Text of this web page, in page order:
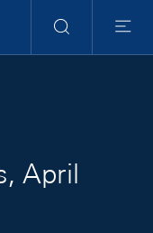
Suche
Menu
April